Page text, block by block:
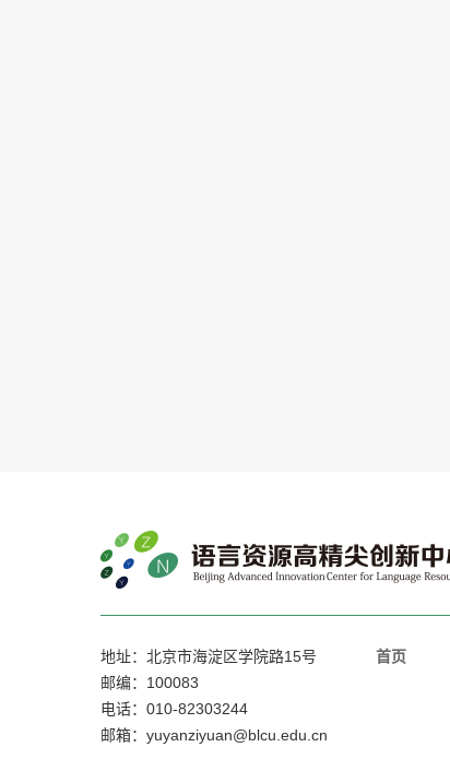
地址：北京市海淀区学院路15号
邮编：100083
电话：010-82303244
邮箱：yuyanziyuan@blcu.edu.cn
首页